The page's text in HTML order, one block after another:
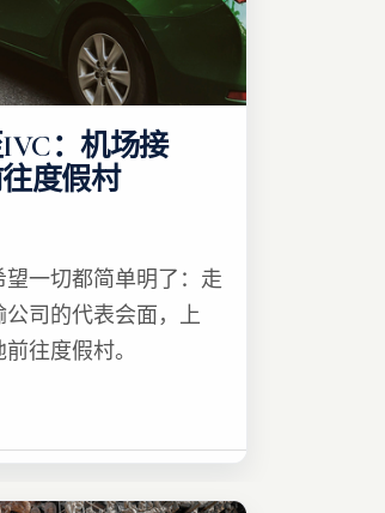
：机场接
度假村
一切都简单明了：走
司的代表会面，上
往度假村。